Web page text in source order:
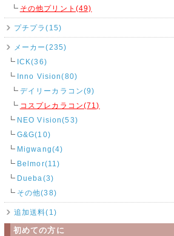
その他プリント(49)
プチプラ(15)
メーカー(235)
ICK(36)
Inno Vision(80)
デイリーカラコン(9)
コスプレカラコン(71)
NEO Vision(53)
G&G(10)
Migwang(4)
Belmor(11)
Dueba(3)
その他(38)
追加送料(1)
初めての方に